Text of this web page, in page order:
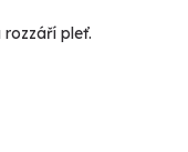
pleť.